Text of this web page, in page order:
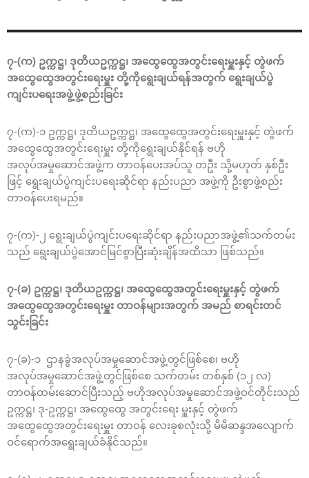
၇-(က) ဥက္ကဋ္ဌ၊ ဒုတိယဥက္ကဋ္ဌ၊ အထွေထွေအတွင်းရေးမှူးနှင့် တွဲဖက်
အထွေထွေအတွင်းရေးမှူး တို့ကိုရွေးချယ်ရန်အတွက် ရွေးချယ်ပွဲ
ကျင်းပရေးအဖွဲ့ဖွဲ့စည်းခြင်း
၇-(က)-၁ ဥက္ကဋ္ဌ၊ ဒုတိယဥက္ကဋ္ဌ၊ အထွေထွေအတွင်းရေးမှူးနှင့် တွဲဖက်
အထွေထွေအတွင်းရေးမှူး တို့ကိုရွေးချယ်နိုင်ရန် ဗဟို
အလုပ်အမှုဆောင်အဖွဲ့က တာဝန်ပေးအပ်သူ တဦး သို့မဟုတ် နှစ်ဦး
ဖြင့် ရွေးချယ်ပွဲကျင်းပရေးဆိုင်ရာ နည်းပညာ အဖွဲ့ကို ဦးစွာဖွဲ့စည်း
တာဝန်ပေးရမည်။
၇-(က)-၂ ရွေးချယ်ပွဲကျင်းပရေးဆိုင်ရာ နည်းပညာအဖွဲ့၏သက်တမ်း
သည် ရွေးချယ်ပွဲအောင်မြင်စွာပြီးဆုံးချိန်အထိသာ ဖြစ်သည်။
၇-(ခ) ဥက္ကဋ္ဌ၊ ဒုတိယဥက္ကဋ္ဌ၊ အထွေထွေအတွင်းရေးမှူးနှင့် တွဲဖက်
အထွေထွေအတွင်းရေးမှူး တာဝန်များအတွက် အမည် စာရင်းတင်
သွင်းခြင်း
၇-(ခ)-၁ ဌာနခွဲအလုပ်အမှုဆောင်အဖွဲ့တွင်ဖြစ်စေ၊ ဗဟို
အလုပ်အမှုဆောင်အဖွဲ့တွင်ဖြစ်စေ သက်တမ်း တစ်နှစ် (၁၂ လ)
တာဝန်ထမ်းဆောင်ပြီးသည့် ဗဟိုအလုပ်အမှုဆောင်အဖွဲ့ဝင်တိုင်းသည်
ဥက္ကဋ္ဌ၊ ဒု-ဥက္ကဋ္ဌ၊ အထွေထွေ အတွင်းရေး မှူးနှင့် တွဲဖက်
အထွေထွေအတွင်းရေးမှူး တာဝန် လေးခုစလုံးသို့ မိမိဆန္ဒအလျောက်
ဝင်ရောက်အရွေးချယ်ခံနိုင်သည်။